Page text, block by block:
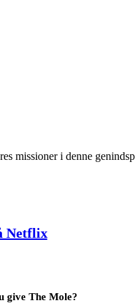
missioner i denne
Netflix
give The Mole?